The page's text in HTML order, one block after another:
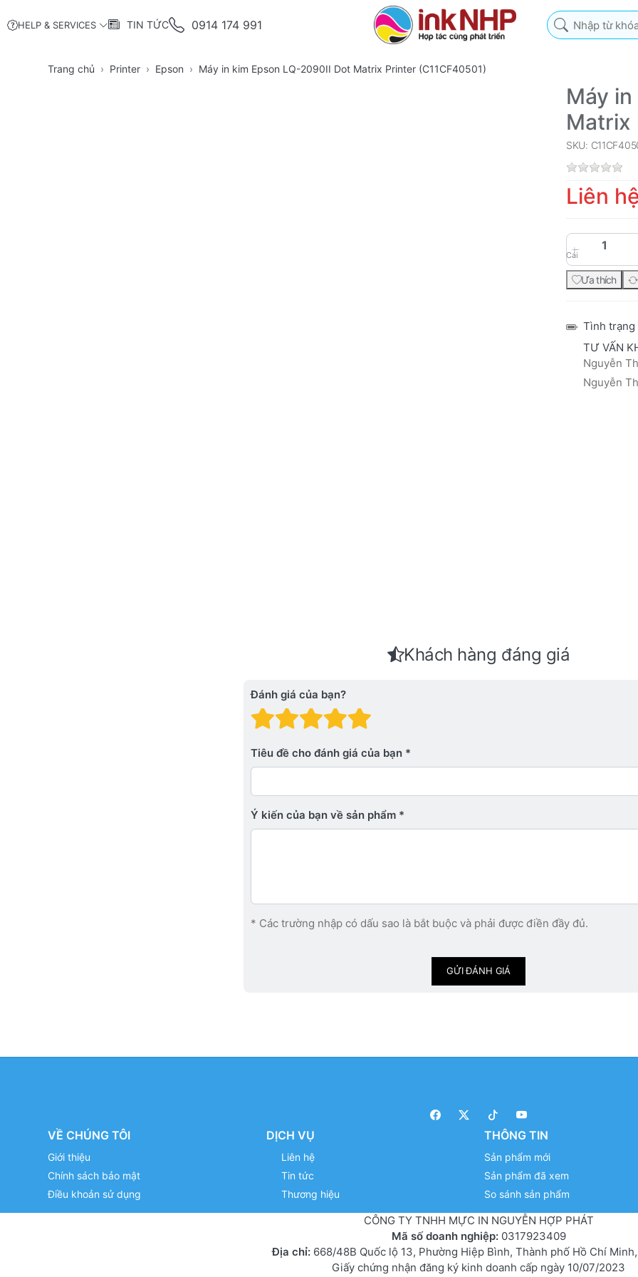
HELP & SERVICES TIN TỨC 0914 174 991
Nhập từ khóa tìm
Trang chủ Printer Epson Máy in kim Epson LQ-2090II Dot Matrix Printer (C11CF40501)
Máy
Matrix
SKU:
Liên
Cái
Ưa thích
Tình trạng
TƯ VẤN
Nguyễn
Nguyễn
Khách hàng đáng giá
Đánh giá của bạn?
Đánh giá: 4 trên 5 sao.
Đánh giá: 3 trên 5 sao.
Đánh giá: 2 trên 5 sao.
Đánh giá: 1 trên 5 sao. Xấu
Tiêu đề cho đánh giá của bạn
Ý kiến ​​của bạn về sản phẩm
* Các trường nhập có dấu sao là bắt buộc và phải được điền đầy đủ.
GỬI ĐÁNH GIÁ
VỀ CHÚNG TÔI
Giới thiệu
Chính sách bảo mật
Điều khoản sử dụng
DỊCH VỤ
Liên hệ
Tin tức
Thương hiệu
THÔNG TIN
Sản phẩm mới
Sản phẩm đã xem
So sánh sản phẩm
CÔNG TY TNHH MỰC IN NGUYỄN HỢP PHÁT
Mã số doanh nghiệp: 0317923409
Địa chỉ:668/48B Quốc lộ 13, Phường Hiệp Bình, Thành phố Hồ Chí
Giấy chứng nhận đăng ký kinh doanh cấp ngày 10/07/2023